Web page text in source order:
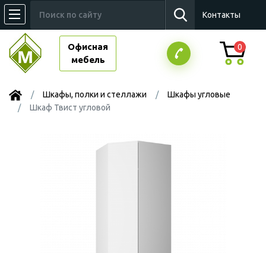
Контакты
Офисная
мебель
0
Шкафы, полки и стеллажи
Шкафы угловые
Шкаф Твист угловой